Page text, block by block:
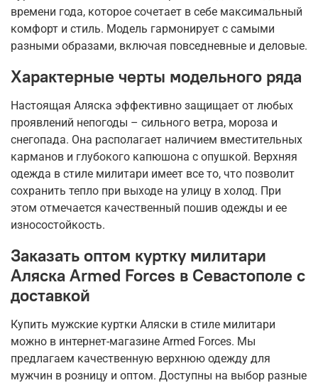
времени года, которое сочетает в себе максимальный
комфорт и стиль. Модель гармонирует с самыми
разными образами, включая повседневные и деловые.
Характерные черты модельного ряда
Настоящая Аляска эффективно защищает от любых
проявлений непогоды – сильного ветра, мороза и
снегопада. Она располагает наличием вместительных
карманов и глубокого капюшона с опушкой. Верхняя
одежда в стиле милитари имеет все то, что позволит
сохранить тепло при выходе на улицу в холод. При
этом отмечается качественный пошив одежды и ее
износостойкость.
Заказать оптом куртку милитари
Аляска Armed Forces в Севастополе с
доставкой
Купить мужские куртки Аляски в стиле милитари
можно в интернет-магазине Armed Forces. Мы
предлагаем качественную верхнюю одежду для
мужчин в розницу и оптом. Доступны на выбор разные